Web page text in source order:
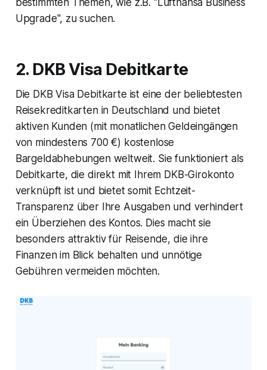
bestimmten Themen, wie z.B. "Lufthansa Business
Upgrade", zu suchen.
2. DKB Visa Debitkarte
Die DKB Visa Debitkarte ist eine der beliebtesten
Reisekreditkarten in Deutschland und bietet
aktiven Kunden (mit monatlichen Geldeingängen
von mindestens 700 €) kostenlose
Bargeldabhebungen weltweit. Sie funktioniert als
Debitkarte, die direkt mit Ihrem DKB-Girokonto
verknüpft ist und bietet somit Echtzeit-
Transparenz über Ihre Ausgaben und verhindert
ein Überziehen des Kontos. Dies macht sie
besonders attraktiv für Reisende, die ihre
Finanzen im Blick behalten und unnötige
Gebühren vermeiden möchten.